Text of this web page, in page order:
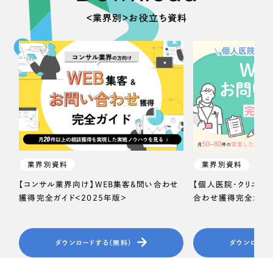
＜業界別＞お役立ち資料
業界別資料
【コンサル業界向け】WEB集客＆問い合わせ
獲得完全ガイド＜2025年版＞
ダウンロードする（無料）
業界別資料
【個人医院・クリニッ
合わせ獲得完全ガイ
ダウンロード